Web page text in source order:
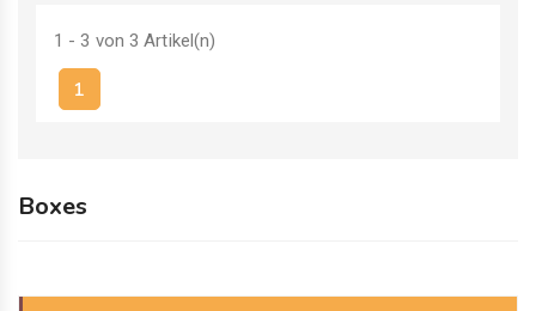
1 - 3 von 3 Artikel(n)
1
Boxes